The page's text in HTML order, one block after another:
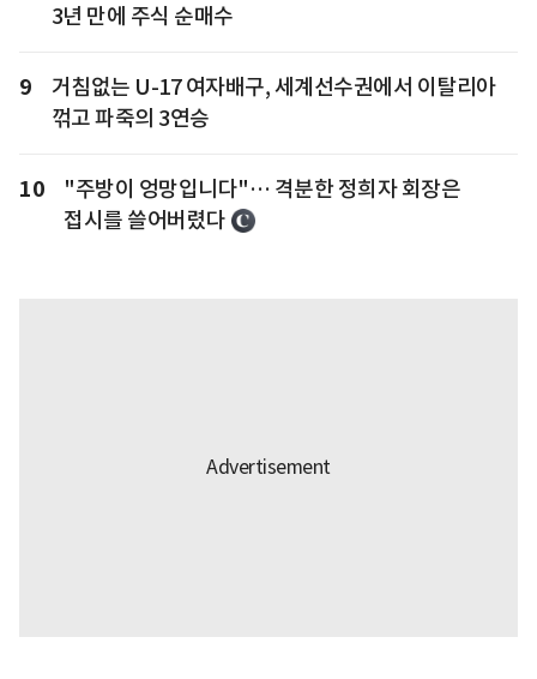
3년 만에 주식 순매수
9
거침없는 U-17 여자배구, 세계선수권에서 이탈리아
꺾고 파죽의 3연승
10
"주방이 엉망입니다"… 격분한 정희자 회장은
접시를 쓸어버렸다